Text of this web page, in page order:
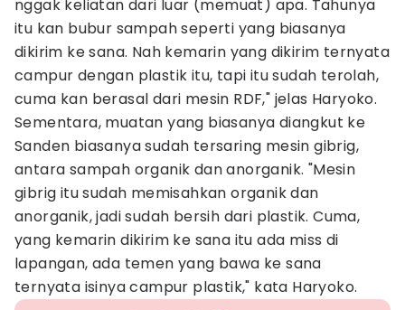
nggak keliatan dari luar (memuat) apa. Tahunya
itu kan bubur sampah seperti yang biasanya
dikirim ke sana. Nah kemarin yang dikirim ternyata
campur dengan plastik itu, tapi itu sudah terolah,
cuma kan berasal dari mesin RDF," jelas Haryoko.
Sementara, muatan yang biasanya diangkut ke
Sanden biasanya sudah tersaring mesin gibrig,
antara sampah organik dan anorganik. "Mesin
gibrig itu sudah memisahkan organik dan
anorganik, jadi sudah bersih dari plastik. Cuma,
yang kemarin dikirim ke sana itu ada miss di
lapangan, ada temen yang bawa ke sana
ternyata isinya campur plastik," kata Haryoko.